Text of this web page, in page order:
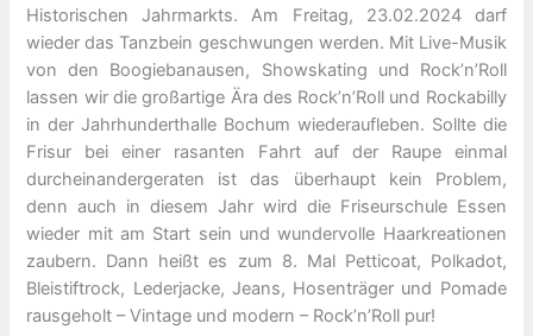
Historischen Jahrmarkts. Am Freitag, 23.02.2024 darf
wieder das Tanzbein geschwungen werden. Mit Live-Musik
von den Boogiebanausen, Showskating und Rock’n’Roll
lassen wir die großartige Ära des Rock’n’Roll und Rockabilly
in der Jahrhunderthalle Bochum wiederaufleben. Sollte die
Frisur bei einer rasanten Fahrt auf der Raupe einmal
durcheinandergeraten ist das überhaupt kein Problem,
denn auch in diesem Jahr wird die Friseurschule Essen
wieder mit am Start sein und wundervolle Haarkreationen
zaubern. Dann heißt es zum 8. Mal Petticoat, Polkadot,
Bleistiftrock, Lederjacke, Jeans, Hosenträger und Pomade
rausgeholt – Vintage und modern – Rock’n’Roll pur!